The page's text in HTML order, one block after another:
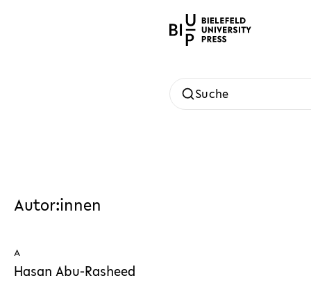
Suche
Autor:innen
A
Hasan Abu-Rasheed